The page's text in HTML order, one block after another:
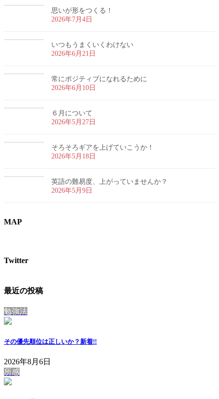
思いが形をつくる！
2026年7月4日
いつもうまくいくわけない
2026年6月21日
常にポジティブになれるために
2026年6月10日
６月について
2026年5月27日
そろそろギアを上げていこうか！
2026年5月18日
英語の難易度、上がっていませんか？
2026年5月9日
MAP
Twitter
最近の投稿
勉強法
その優先順位は正しいか？ 新着!!
2026年8月6日
所感